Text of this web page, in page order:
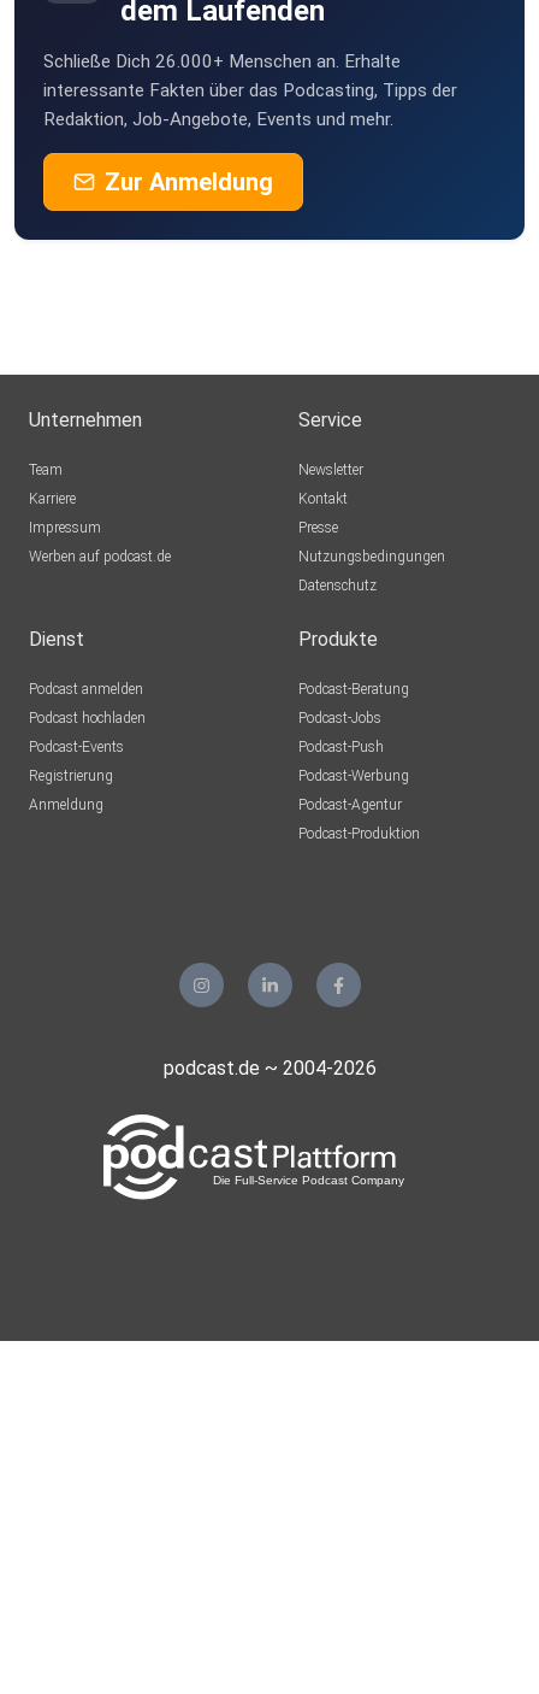
dem Laufenden
Schließe Dich 26.000+ Menschen an. Erhalte
interessante Fakten über das Podcasting, Tipps der
Redaktion, Job-Angebote, Events und mehr.
Zur Anmeldung
Unternehmen
Team
Karriere
Impressum
Werben auf podcast.de
Service
Newsletter
Kontakt
Presse
Nutzungsbedingungen
Datenschutz
Dienst
Podcast anmelden
Podcast hochladen
Podcast-Events
Registrierung
Anmeldung
Produkte
Podcast-Beratung
Podcast-Jobs
Podcast-Push
Podcast-Werbung
Podcast-Agentur
Podcast-Produktion
podcast.de ~ 2004-2026